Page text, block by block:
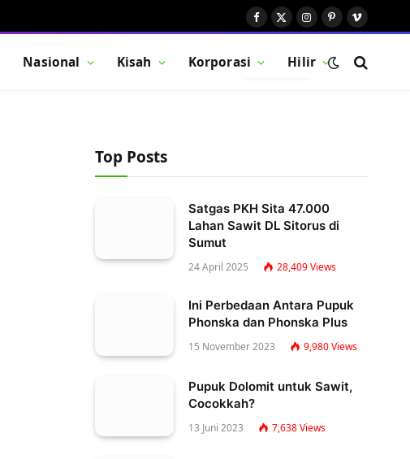
Facebook
X
Instagram
Pinterest
Vimeo
Nasional Kisah Korporasi Hilir
BUTTON
Top Posts
Satgas PKH Sita 47.000
Lahan Sawit DL Sitorus di
Sumut
24 April 2025 28,409Views
Ini Perbedaan Antara Pupuk
Phonska dan Phonska Plus
15 November 2023 9,980Views
Pupuk Dolomit untuk Sawit,
Cocokkah?
13 Juni 2023 7,638Views